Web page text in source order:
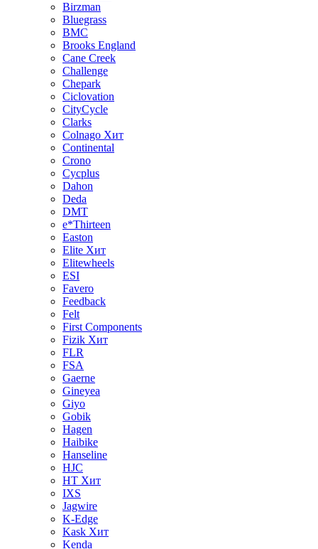
Birzman
Bluegrass
BMC
Brooks England
Cane Creek
Challenge
Chepark
Ciclovation
CityCycle
Clarks
Colnago Хит
Continental
Crono
Cycplus
Dahon
Deda
DMT
e*Thirteen
Easton
Elite Хит
Elitewheels
ESI
Favero
Feedback
Felt
First Components
Fizik Хит
FLR
FSA
Gaerne
Gineyea
Giyo
Gobik
Hagen
Haibike
Hanseline
HJC
HT Хит
IXS
Jagwire
K-Edge
Kask Хит
Kenda